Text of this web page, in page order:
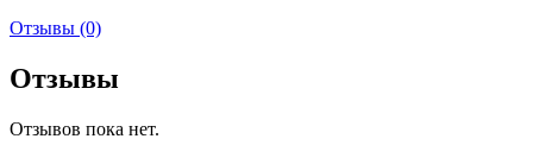
Отзывы (0)
Отзывы
Отзывов пока нет.